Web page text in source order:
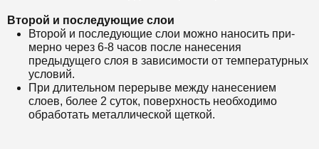
Второй и последующие слои
Второй и последующие слои можно наносить при-
мерно через 6-8 часов после нанесения
предыдущего слоя в зависимости от температурных
условий.
При длительном перерыве между нанесением
слоев, более 2 суток, поверхность необходимо
обработать металлической щеткой.